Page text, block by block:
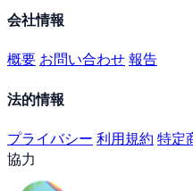
会社情報
概要 お問い合わせ報告
法的情報
プライバシー 利用規約 特定
協力